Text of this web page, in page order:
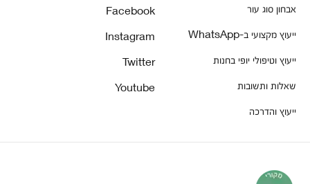
אבחון סוג עור
ייעוץ מקצועי ב-WhatsApp
ייעוץ וטיפולי יופי בחנות
שאלות ותשובות
ייעוץ והדרכה
Facebook
Instagram
Twitter
Youtube